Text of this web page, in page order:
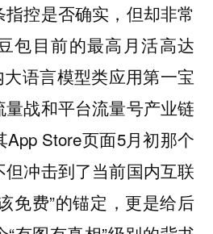
控是否确实，但却非常
包目前的最高月活高达
语言模型类应用第一宝
战和平台流量号产业链
Store页面5月初那个
冲击到了当前国内互联
免费”的锚定，更是给后